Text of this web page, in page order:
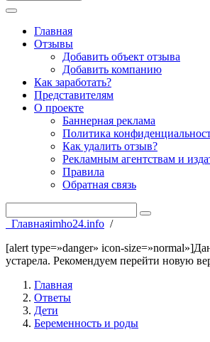
Главная
Отзывы
Добавить объект отзыва
Добавить компанию
Как заработать?
Представителям
О проекте
Баннерная реклама
Политика
Как удалить отзыв?
Рекламным агентствам и
Правила
Обратная связь
Главнаяimho24.info /
[alert type=»danger» icon-
устарела. Рекомендуем перейти новую
Главная
Ответы
Дети
Беременность и роды